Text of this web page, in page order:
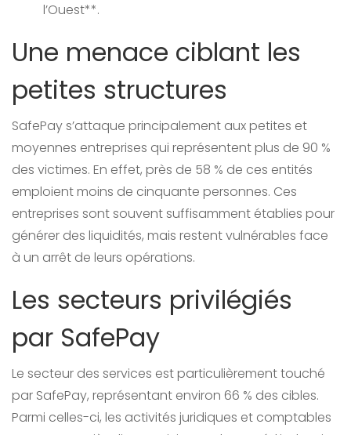
l’Ouest**.
Une menace ciblant les
petites structures
SafePay s’attaque principalement aux petites et
moyennes entreprises qui représentent plus de 90 %
des victimes. En effet, près de 58 % de ces entités
emploient moins de cinquante personnes. Ces
entreprises sont souvent suffisamment établies pour
générer des liquidités, mais restent vulnérables face
à un arrêt de leurs opérations.
Les secteurs privilégiés
par SafePay
Le secteur des services est particulièrement touché
par SafePay, représentant environ 66 % des cibles.
Parmi celles-ci, les activités juridiques et comptables